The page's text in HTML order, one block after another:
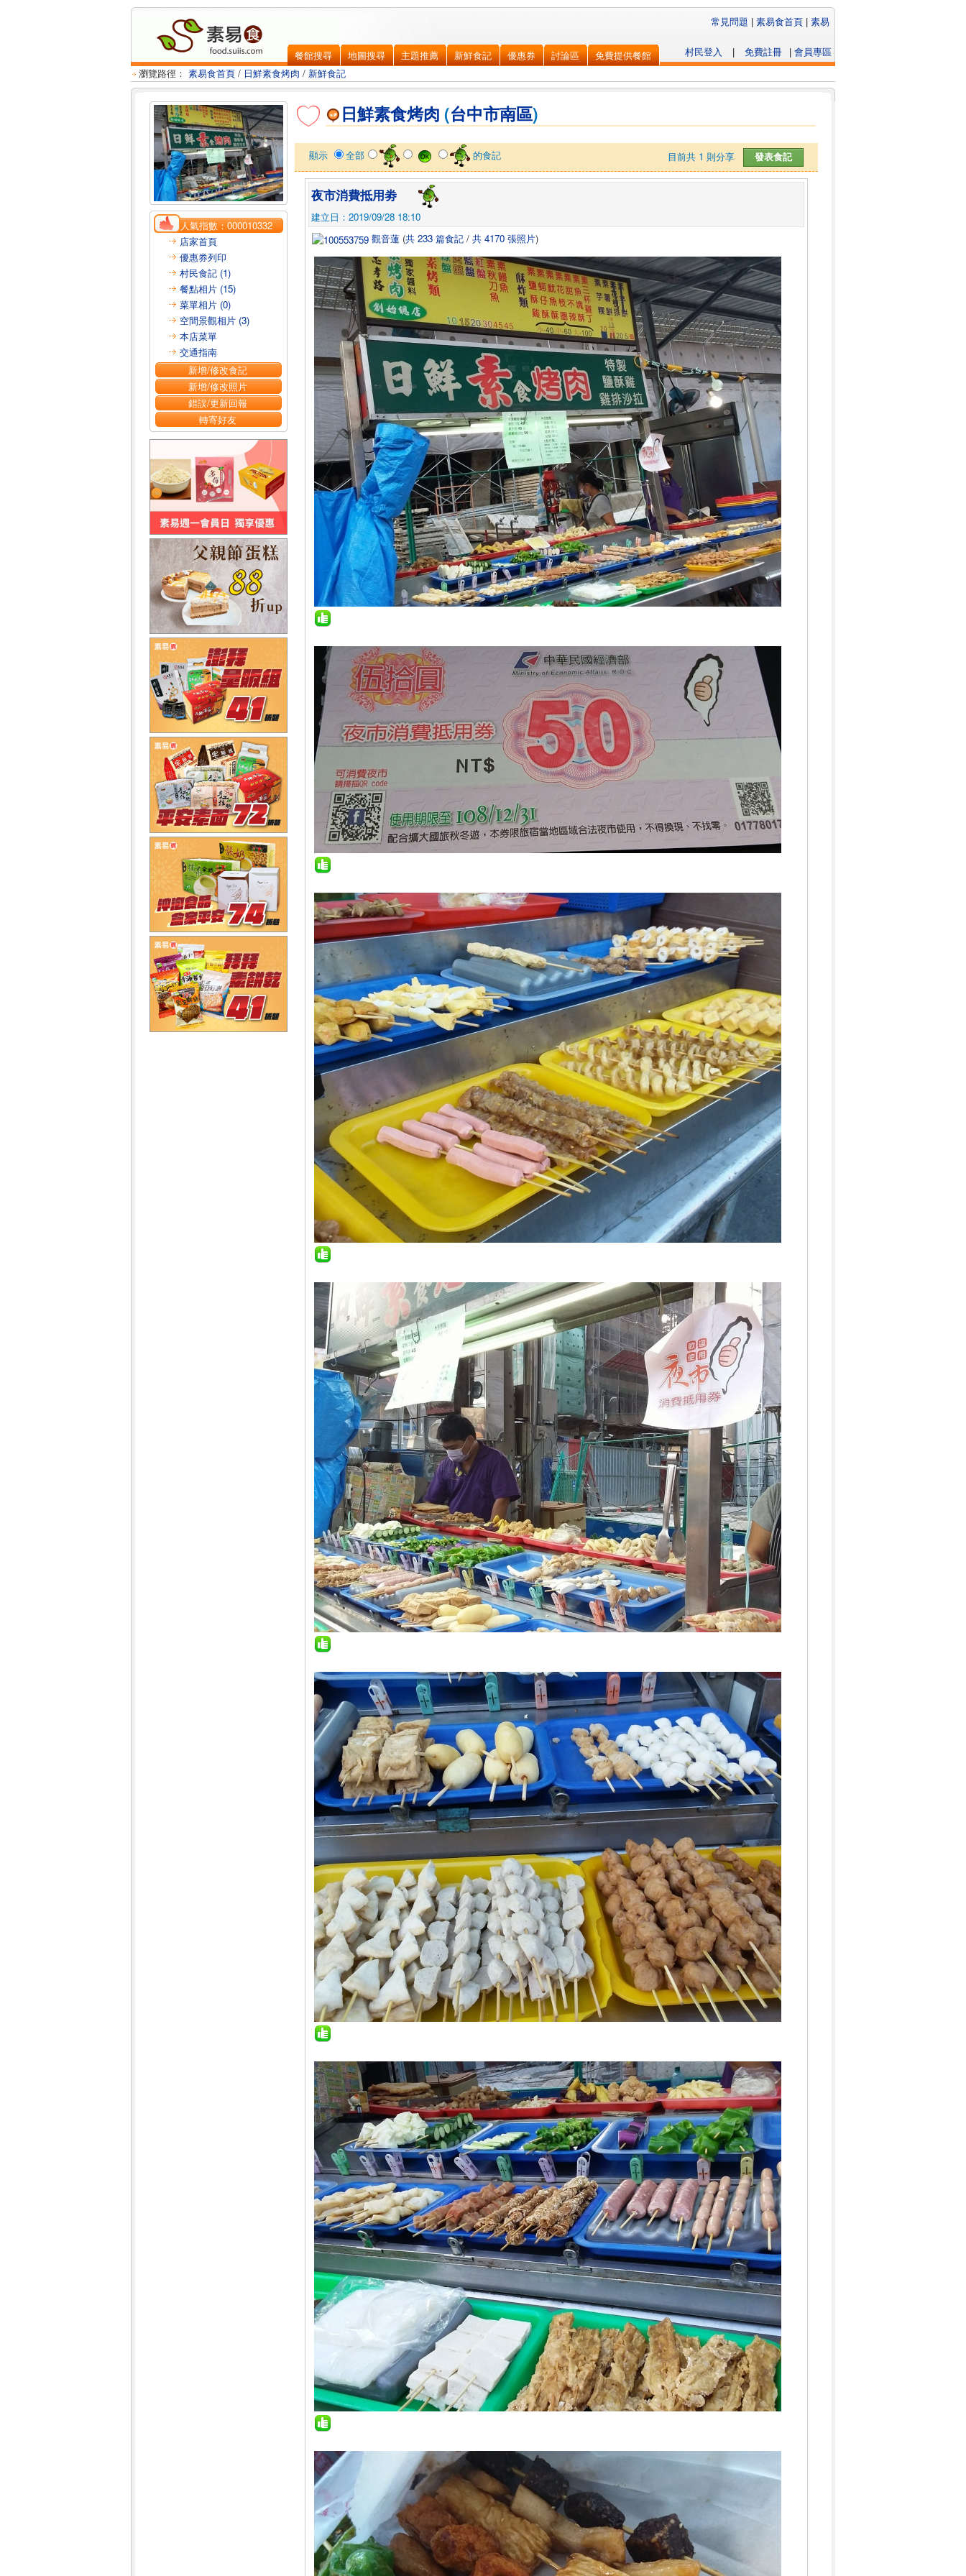
餐館搜尋 地圖搜尋 主題推薦 新鮮食記 優惠券 討論區 免費提供餐館 | 會員專區
免費註冊
|
村民登入
常見問題 | 素易食首頁 | 素易
瀏覽路徑： 素易食首頁 / 日鮮素食烤肉 / 新鮮食記
人氣指數：000010332
店家首頁
優惠券列印
村民食記 (1)
餐點相片 (15)
菜單相片 (0)
空間景觀相片 (3)
本店菜單
交通指南
新增/修改食記
新增/修改照片
錯誤/更新回報
轉寄好友
日鮮素食烤肉 (台中市南區)
目前共 1 則分享
顯示 全部 的食記
夜市消費抵用劵
建立日：2019/09/28 18:10
觀音蓮 (共 233 篇食記 / 共 4170 張照片)